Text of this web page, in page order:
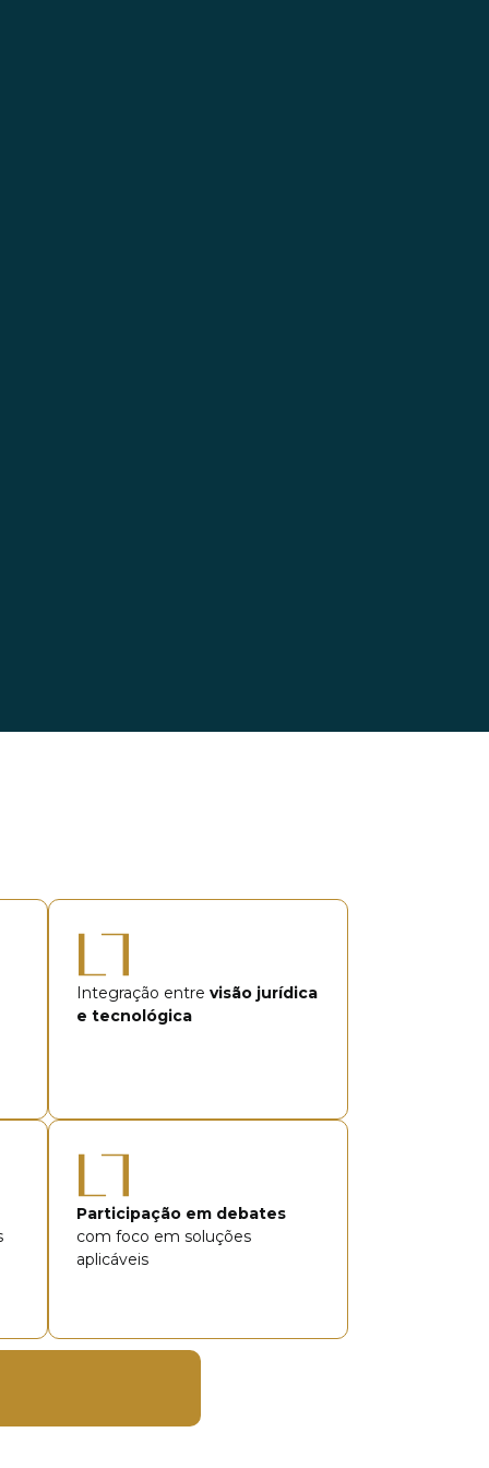
Integração entre visão jurídica
e tecnológica
Participação em debates
com foco em soluções
aplicáveis